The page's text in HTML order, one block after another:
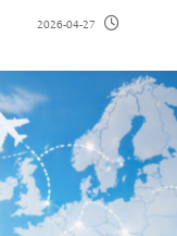
2026-04-27